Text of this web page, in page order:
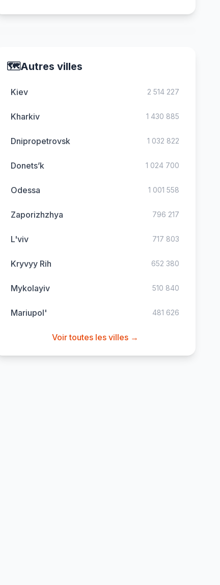
🗺️Autres villes
Kiev 2 514 227
Kharkiv 1 430 885
Dnipropetrovsk 1 032 822
Donets’k 1 024 700
Odessa 1 001 558
Zaporizhzhya 796 217
L'viv 717 803
Kryvyy Rih 652 380
Mykolayiv 510 840
Mariupol' 481 626
Voir toutes les villes →